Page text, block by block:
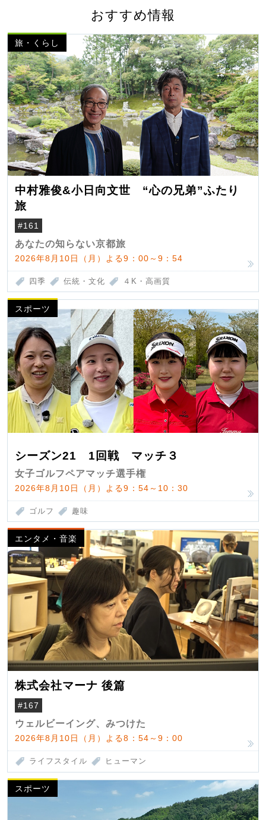
おすすめ情報
旅・くらし
中村雅俊&小日向文世 “心の兄弟”ふたり
旅
#161
あなたの知らない京都旅
2026年8月10日（月）よる9：00～9：54
四季 伝統・文化 ４K・高画質
スポーツ
シーズン21 1回戦 マッチ３
女子ゴルフペアマッチ選手権
2026年8月10日（月）よる9：54～10：30
ゴルフ 趣味
エンタメ・音楽
株式会社マーナ 後篇
#167
ウェルビーイング、みつけた
2026年8月10日（月）よる8：54～9：00
ライフスタイル ヒューマン
スポーツ